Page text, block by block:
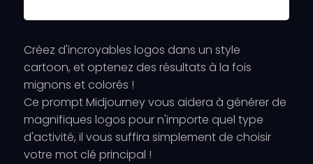
Créez d'incroyables logos dans un style
cartoon, et optenez des résultats à la fois
mignons et colorés !
Ce prompt Midjourney vous aidera à générer de
magnifiques logos pour n'importe quel type
d'activité, il vous suffira simplement de choisir
votre mot clé principal !